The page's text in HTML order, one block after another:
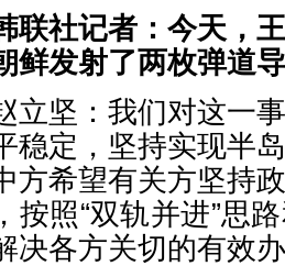
联社记者：今天，
鲜发射了两枚弹道
坚：我们对这一事
稳定，坚持实现半
方希望有关方坚持
按照“双轨并进”思
决各方关切的有效